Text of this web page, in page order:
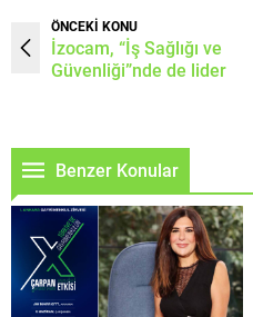
ÖNCEKİ KONU
İzocam, “İş Sağlığı ve
Güvenliği”nde de lider
Benzer Konular